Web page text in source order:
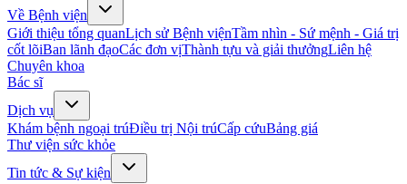
Về Bệnh viện
Giới thiệu tổng quanLịch sử Bệnh việnTầm nhìn - Sứ mệnh - Giá trị
cốt lõiBan lãnh đạoCác đơn vịThành tựu và giải thưởngLiên hệ
Chuyên khoa
Bác sĩ
Dịch vụ
Khám bệnh ngoại trúĐiều trị Nội trúCấp cứuBảng giá
Thư viện sức khỏe
Tin tức & Sự kiện